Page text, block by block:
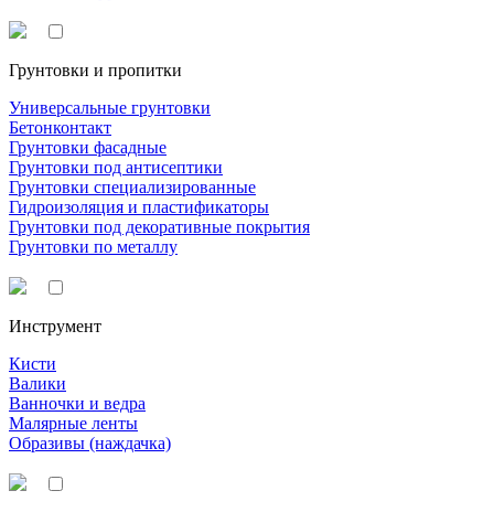
Грунтовки и пропитки
Универсальные грунтовки
Бетонконтакт
Грунтовки фасадные
Грунтовки под антисептики
Грунтовки специализированные
Гидроизоляция и пластификаторы
Грунтовки под декоративные покрытия
Грунтовки по металлу
Инструмент
Кисти
Валики
Ванночки и ведра
Малярные ленты
Образивы (наждачка)